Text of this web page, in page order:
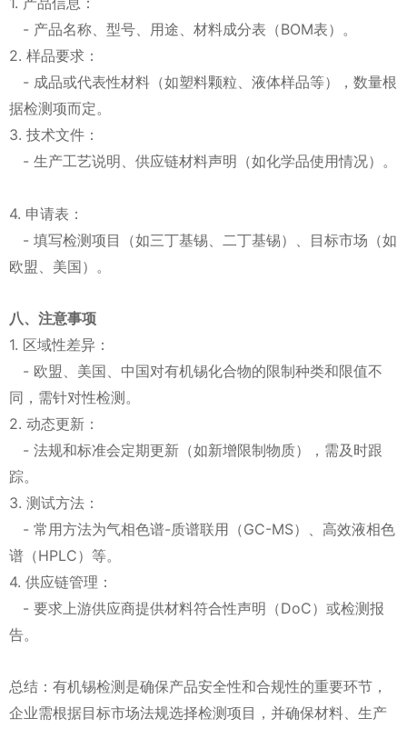
- 产品名称、型号、用途、材料成分表（BOM表）。
2. 样品要求：
- 成品或代表性材料（如塑料颗粒、液体样品等），数量根
据检测项而定。
3. 技术文件：
- 生产工艺说明、供应链材料声明（如化学品使用情况）。
4. 申请表：
- 填写检测项目（如三丁基锡、二丁基锡）、目标市场（如
欧盟、美国）。
八、注意事项
1. 区域性差异：
- 欧盟、美国、中国对有机锡化合物的限制种类和限值不
同，需针对性检测。
2. 动态更新：
- 法规和标准会定期更新（如新增限制物质），需及时跟
踪。
3. 测试方法：
- 常用方法为气相色谱-质谱联用（GC-MS）、高效液相色
谱（HPLC）等。
4. 供应链管理：
- 要求上游供应商提供材料符合性声明（DoC）或检测报
告。
总结：有机锡检测是确保产品安全性和合规性的重要环节，
企业需根据目标市场法规选择检测项目，并确保材料、生产